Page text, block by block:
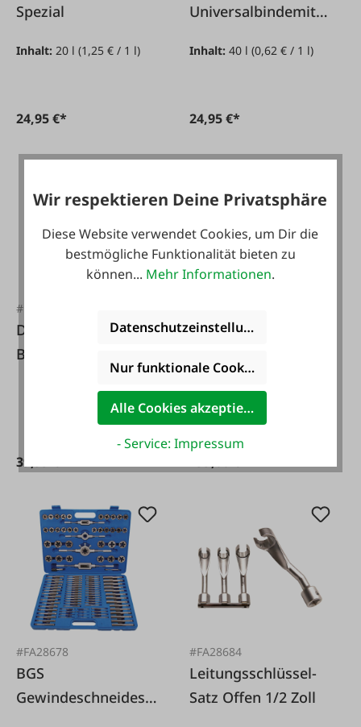
Spezial
Inhalt: 20 l (1,25 € / 1 l)
24,95 €*
Universalbindemitte
Inhalt:40 l(0,62 € / 1 l)
24,95 €*
#FA111214
Druckluft-
Bremsenentlüfter 6-
39,99 €*
Werther
Ölpumpe 762 - Set
#FA28678
BGS
Gewindeschneidesa
#FA28684
Leitungsschlüssel-
Satz Offen 1/2 Zoll
Wir respektieren Deine Privatsphäre
Diese Website verwendet Cookies, um Dir die
bestmögliche Funktionalität bieten zu
können... Mehr Informationen.
Datenschutzeinstellungen
Nur funktionale Cookies akzeptieren
Alle Cookies akzeptieren
- Service: Impressum